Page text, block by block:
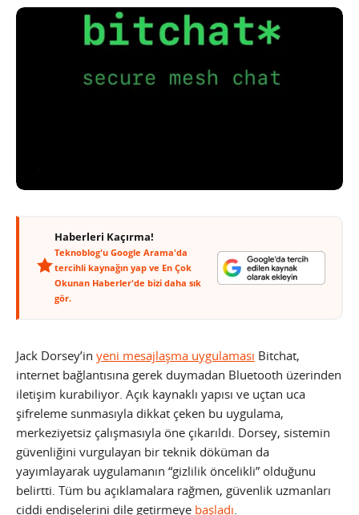
Haberleri Kaçırma!
Teknoblog'u Google Arama'da
tercihli kaynağın yap ve En Çok
Okunan Haberler'de bizi daha sık
gör.
Jack Dorsey’in yeni mesajlaşma uygulaması Bitchat,
internet bağlantısına gerek duymadan Bluetooth üzerinden
iletişim kurabiliyor. Açık kaynaklı yapısı ve uçtan uca
şifreleme sunmasıyla dikkat çeken bu uygulama,
merkeziyetsiz çalışmasıyla öne çıkarıldı. Dorsey, sistemin
güvenliğini vurgulayan bir teknik döküman da
yayımlayarak uygulamanın “gizlilik öncelikli” olduğunu
belirtti. Tüm bu açıklamalara rağmen, güvenlik uzmanları
ciddi endişelerini dile getirmeye başladı.